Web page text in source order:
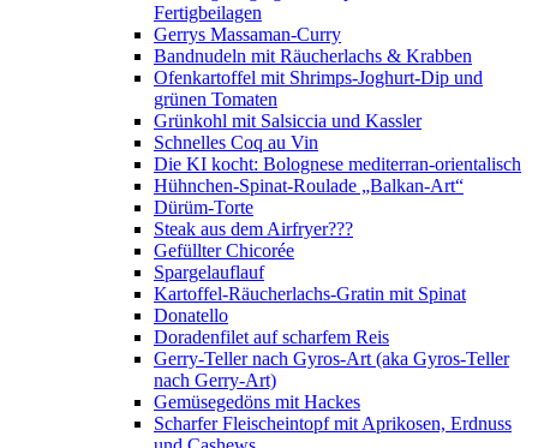
Fertigbeilagen
Gerrys Massaman-Curry
Bandnudeln mit Räucherlachs & Krabben
Ofenkartoffel mit Shrimps-Joghurt-Dip und
grünen Tomaten
Grünkohl mit Salsiccia und Kassler
Schnelles Coq au Vin
Die KI kocht: Bolognese mediterran-orientalisch
Hühnchen-Spinat-Roulade „Balkan-Art“
Dürüm-Torte
Steak aus dem Airfryer???
Gefüllter Chicorée
Spargelauflauf
Kartoffel-Räucherlachs-Gratin mit Spinat
Donatello
Doradenfilet auf scharfem Reis
Gerry-Teller nach Gyros-Art (aka Gyros-Teller
nach Gerry-Art)
Gemüsegedöns mit Hackes
Scharfer Fleischeintopf mit Aprikosen, Erdnuss